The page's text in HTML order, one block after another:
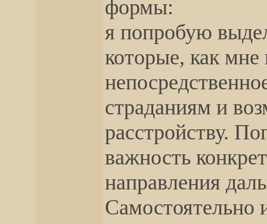
формы:
я попробую
которые, как
страданиям и
расстройству.
важность
направления
Самостоятельно